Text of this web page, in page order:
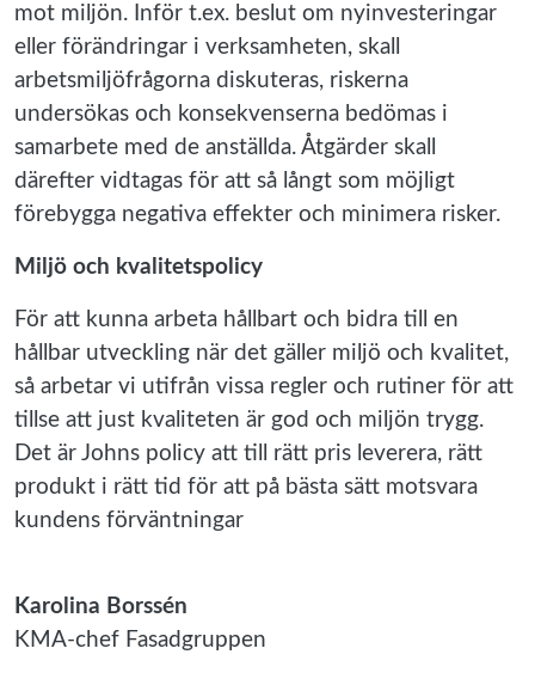
mot miljön. Inför t.ex. beslut om nyinvesteringar
eller förändringar i verksamheten, skall
arbetsmiljöfrågorna diskuteras, riskerna
undersökas och konsekvenserna bedömas i
samarbete med de anställda. Åtgärder skall
därefter vidtagas för att så långt som möjligt
förebygga negativa effekter och minimera risker.
Miljö och kvalitetspolicy
För att kunna arbeta hållbart och bidra till en
hållbar utveckling när det gäller miljö och kvalitet,
så arbetar vi utifrån vissa regler och rutiner för att
tillse att just kvaliteten är god och miljön trygg.
Det är Johns policy att till rätt pris leverera, rätt
produkt i rätt tid för att på bästa sätt motsvara
kundens förväntningar
Karolina Borssén
KMA-chef Fasadgruppen